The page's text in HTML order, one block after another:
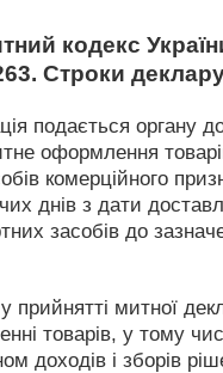
кодекс
Строки
подається органу
оформлення
комерційного
днів з дати
засобів до
прийнятті митної
товарів, у тому
доходів і зборів